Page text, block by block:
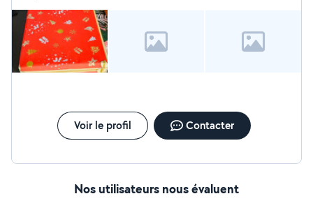
Voir le profil Contacter
Nos utilisateurs nous évaluent